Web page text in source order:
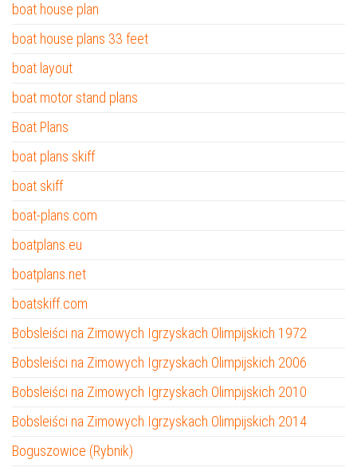
boat house plan
boat house plans 33 feet
boat layout
boat motor stand plans
Boat Plans
boat plans skiff
boat skiff
boat-plans.com
boatplans.eu
boatplans.net
boatskiff.com
Bobsleiści na Zimowych Igrzyskach Olimpijskich 1972
Bobsleiści na Zimowych Igrzyskach Olimpijskich 2006
Bobsleiści na Zimowych Igrzyskach Olimpijskich 2010
Bobsleiści na Zimowych Igrzyskach Olimpijskich 2014
Boguszowice (Rybnik)